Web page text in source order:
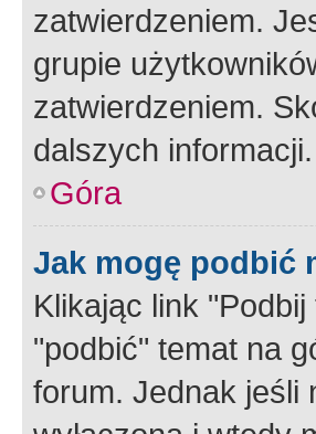
zatwierdzeniem.
grupie
zatwierdzeniem.
dalszych informacji.
Góra
Jak mogę podbić
Klikając link
"podbić" temat na
forum. Jednak jeśli